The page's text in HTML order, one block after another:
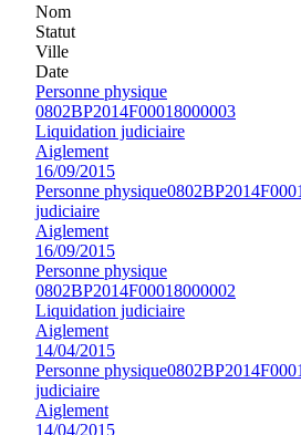
Nom
Statut
Ville
Date
Personne physique
0802BP2014F00018000003
Liquidation judiciaire
Aiglement
16/09/2015
Personne physique
judiciaire
Aiglement
16/09/2015
Personne physique
0802BP2014F00018000002
Liquidation judiciaire
Aiglement
14/04/2015
Personne physique
judiciaire
Aiglement
14/04/2015